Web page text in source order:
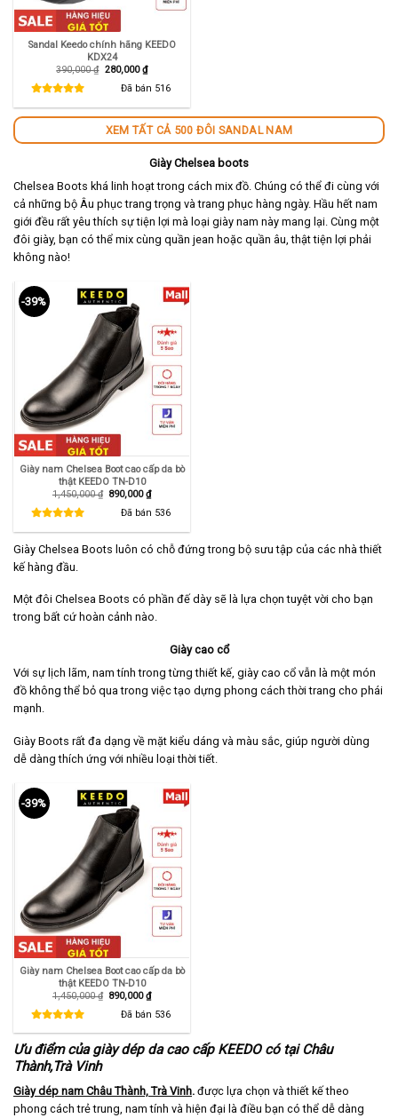
Sandal Keedo chính hãng KEEDO
KDX24
390,000₫ Giá
280,000₫Giá
hiện
tại
Đã bán 516
XEM TẤT CẢ 500 ĐÔI SANDAL NAM
Giày Chelsea boots
Chelsea Boots khá linh hoạt trong cách mix đồ. Chúng có thể đi cùng với
cả những bộ Âu phục trang trọng và trang phục hàng ngày. Hầu hết nam
giới đều rất yêu thích sự tiện lợi mà loại giày nam này mang lại. Cùng một
đôi giày, bạn có thể mix cùng quần jean hoặc quần âu, thật tiện lợi phải
không nào!
-39%
Giày nam Chelsea Boot cao cấp da bò
thật KEEDO TN-D10
1,450,000₫ Giá
890,000₫Giá
hiện
tại
Đã bán 536
Giày Chelsea Boots luôn có chỗ đứng trong bộ sưu tập của các nhà thiết
kế hàng đầu.
Một đôi Chelsea Boots có phần đế dày sẽ là lựa chọn tuyệt vời cho bạn
trong bất cứ hoàn cảnh nào.
Giày cao cổ
Với sự lịch lãm, nam tính trong từng thiết kế, giày cao cổ vẫn là một món
đồ không thể bỏ qua trong việc tạo dựng phong cách thời trang cho phái
mạnh.
Giày Boots rất đa dạng về mặt kiểu dáng và màu sắc, giúp người dùng
dễ dàng thích ứng với nhiều loại thời tiết.
-39%
Giày nam Chelsea Boot cao cấp da bò
thật KEEDO TN-D10
1,450,000₫ Giá
1,450,000 ₫.
890,000₫Giá
hiện
tại
là:
890,000 ₫.
Đã bán 536
Ưu điểm của giày dép da cao cấp KEEDO có tại Châu
Thành,Trà Vinh
Giày dép nam Châu Thành, Trà Vinh. được lựa chọn và thiết kế theo
phong cách trẻ trung, nam tính và hiện đại là điều bạn có thể dễ dàng